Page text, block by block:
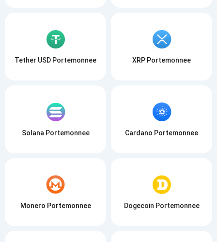
Tether USD Portemonnee XRP Portemonnee
Solana Portemonnee Cardano Portemonnee
Monero Portemonnee Dogecoin Portemonnee